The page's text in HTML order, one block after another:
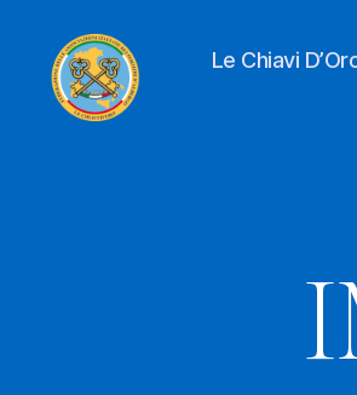
Le Chiavi